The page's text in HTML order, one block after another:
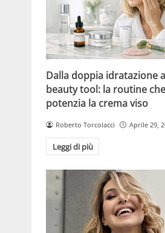
Dalla doppia idratazione
beauty tool: la routine che
potenzia la crema viso
Roberto Torcolacci Aprile 29,
Leggi di più